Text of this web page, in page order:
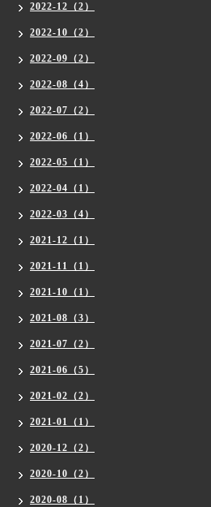
2022-12（2）
2022-10（2）
2022-09（2）
2022-08（4）
2022-07（2）
2022-06（1）
2022-05（1）
2022-04（1）
2022-03（4）
2021-12（1）
2021-11（1）
2021-10（1）
2021-08（3）
2021-07（2）
2021-06（5）
2021-02（2）
2021-01（1）
2020-12（2）
2020-10（2）
2020-08（1）